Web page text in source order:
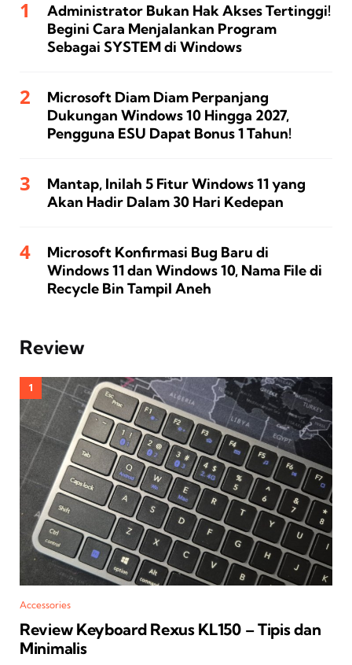
Administrator Bukan Hak Akses Tertinggi!
Begini Cara Menjalankan Program
Sebagai SYSTEM di Windows
Microsoft Diam Diam Perpanjang
Dukungan Windows 10 Hingga 2027,
Pengguna ESU Dapat Bonus 1 Tahun!
Mantap, Inilah 5 Fitur Windows 11 yang
Akan Hadir Dalam 30 Hari Kedepan
Microsoft Konfirmasi Bug Baru di
Windows 11 dan Windows 10, Nama File di
Recycle Bin Tampil Aneh
Review
Accessories
Review Keyboard Rexus KL150 – Tipis dan
Minimalis